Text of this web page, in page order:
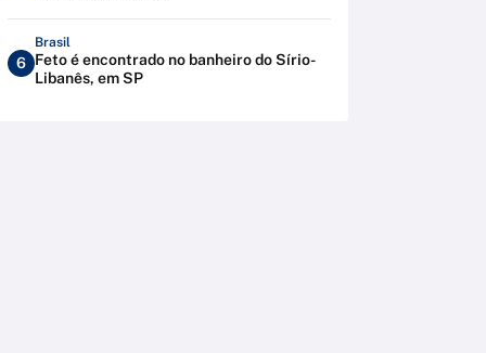
6
Brasil
Feto é encontrado no banheiro do Sírio-
Libanês, em SP